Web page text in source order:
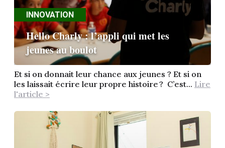
INNOVATION
Hello Charly : l’appli qui met les
jeunes au boulot
Et si on donnait leur chance aux jeunes ? Et si on
les laissait écrire leur propre histoire ? C’est... Lire
l'article >